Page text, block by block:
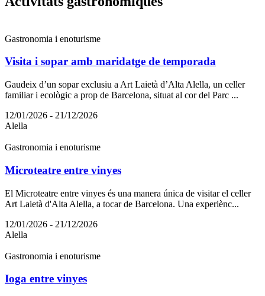
Gastronomia i enoturisme
Visita i sopar amb maridatge de temporada
Gaudeix d’un sopar exclusiu a Art Laietà d’Alta Alella, un celler
familiar i ecològic a prop de Barcelona, situat al cor del Parc ...
12/01/2026 - 21/12/2026
Alella
Gastronomia i enoturisme
Microteatre entre vinyes
El Microteatre entre vinyes és una manera única de visitar el celler
Art Laietà d'Alta Alella, a tocar de Barcelona. Una experiènc...
12/01/2026 - 21/12/2026
Alella
Gastronomia i enoturisme
Ioga entre vinyes